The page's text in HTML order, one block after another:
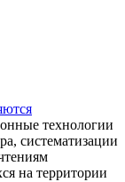
технологии
систематизации
на территории